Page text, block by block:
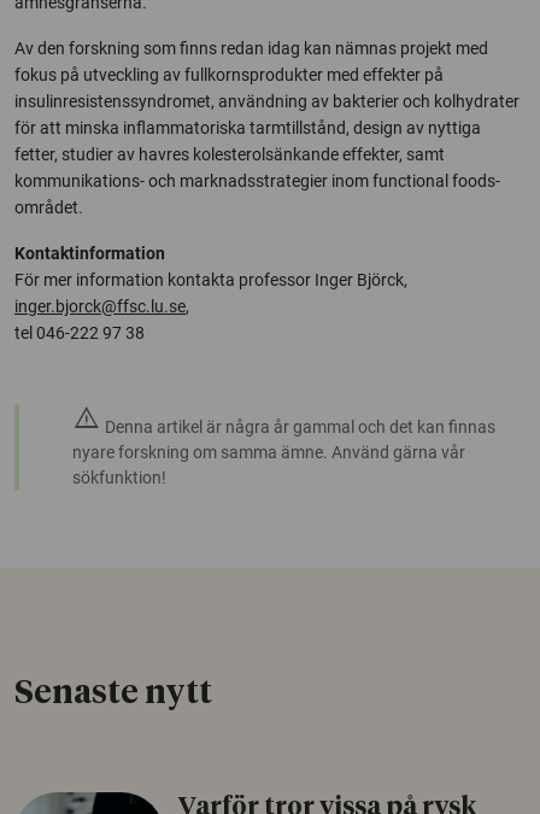
Av den forskning som finns redan idag kan nämnas projekt med
fokus på utveckling av fullkornsprodukter med effekter på
insulinresistenssyndromet, användning av bakterier och kolhydrater
för att minska inflammatoriska tarmtillstånd, design av nyttiga
fetter, studier av havres kolesterolsänkande effekter, samt
kommunikations- och marknadsstrategier inom functional foods-
området.
Kontaktinformation
För mer information kontakta professor Inger Björck,
inger.bjorck@ffsc.lu.se,
tel 046-222 97 38
warning Denna artikel är några år gammal och det kan finnas
nyare forskning om samma ämne. Använd gärna vår
sökfunktion!
Senaste nytt
Varför tror vissa på rysk